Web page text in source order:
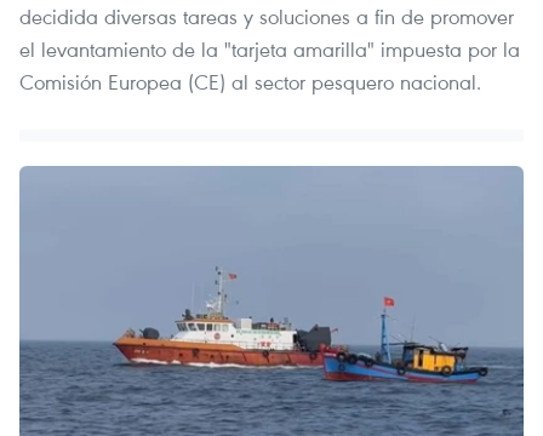
decidida diversas tareas y soluciones a fin de promover
el levantamiento de la "tarjeta amarilla" impuesta por la
Comisión Europea (CE) al sector pesquero nacional.